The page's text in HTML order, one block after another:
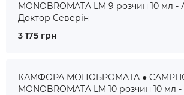
MONOBROMATA LM 9 розчин 10 мл -
Доктор Северін
3 175 грн
КАМФОРА МОНОБРОМАТА ●
MONOBROMATA LM 10 розчин 10 мл